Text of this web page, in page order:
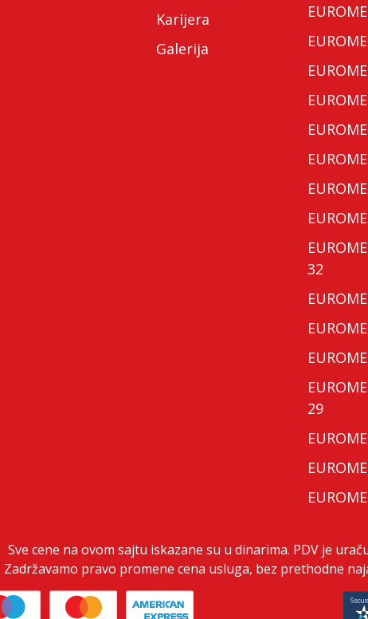
Karijera
Galerija
32
29
Sve cene na ovom sajtu iskazane su u dinarima. PDV je
Zadržavamo pravo promene cena usluga, bez prethodne